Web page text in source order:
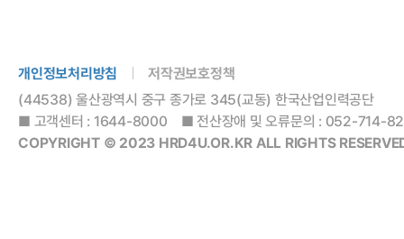
개인정보처리방침
저작권보호정책
(44538) 울산광역시 중구 종가로 345(교동) 한국산업인력공단
■ 고객센터 : 1644-8000 ■ 전산장애 및 오류문의 : 052-714-
COPYRIGHT © 2023 HRD4U.OR.KR ALL RIGHTS